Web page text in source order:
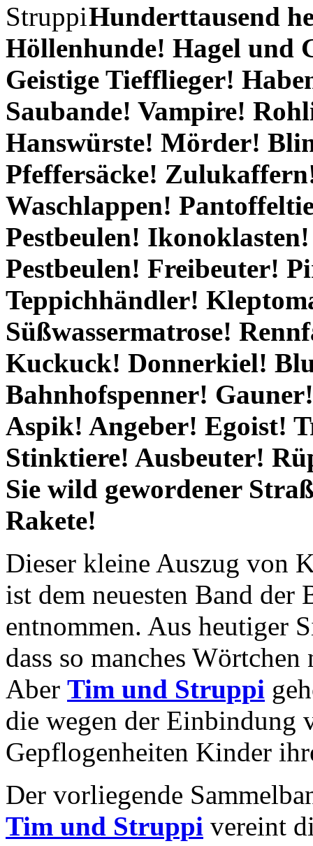
Hunderttausend
Höllenhunde! Hagel und
Geistige Tiefflieger!
Saubande! Vampire!
Hanswürste! Mörder!
Pfeffersäcke!
Waschlappen!
Pestbeulen!
Pestbeulen! Freibeuter!
Teppichhändler!
Süßwassermatrose!
Kuckuck! Donnerkiel!
Bahnhofspenner!
Aspik! Angeber! Egoist!
Stinktiere! Ausbeuter!
Sie wild gewordener
Rakete!
Dieser kleine Auszug von
ist dem neuesten Band
entnommen. Aus heutiger
dass so manches
Aber Tim und Struppi
die wegen der
Gepflogenheiten Kinder
Der vorliegende
Tim und Struppi vereint